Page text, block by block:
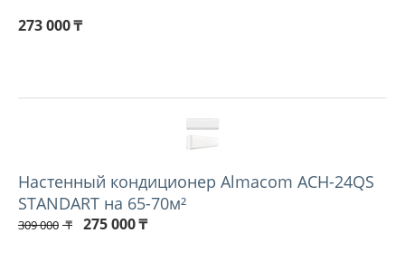
273 000₸
Настенный кондиционер Almacom ACH-24QS
STANDART на 65-70м²
309 000 ₸ 275 000₸